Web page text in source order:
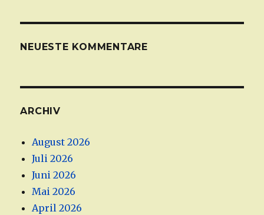
NEUESTE KOMMENTARE
ARCHIV
August 2026
Juli 2026
Juni 2026
Mai 2026
April 2026